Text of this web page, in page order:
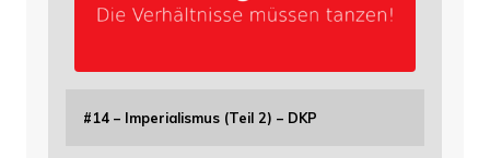
#14 – Imperialismus (Teil 2) – DKP